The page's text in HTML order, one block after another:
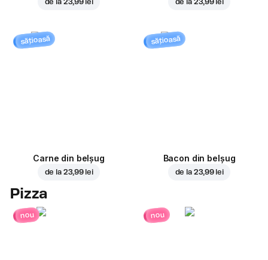
de la 23,99 lei de la 23,99 lei
sățioasă
Carne din belșug
de la 23,99 lei
sățioasă
Bacon din belșug
de la 23,99 lei
Pizza
nou nou